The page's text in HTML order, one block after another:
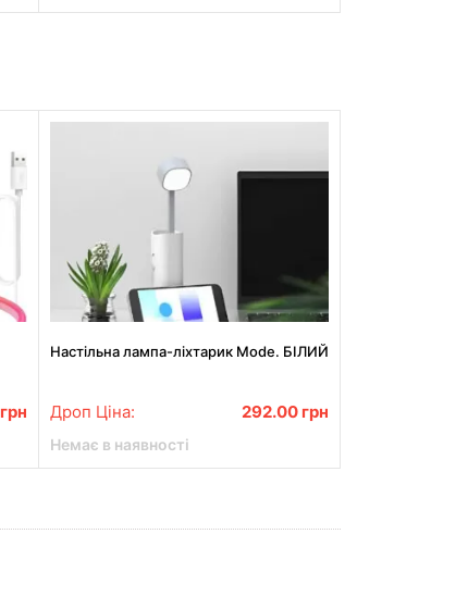
грн
Настільна лампа-ліхтарик Mode. БІЛИЙ
Дроп Ціна: 292.00 грн
Немає в наявності